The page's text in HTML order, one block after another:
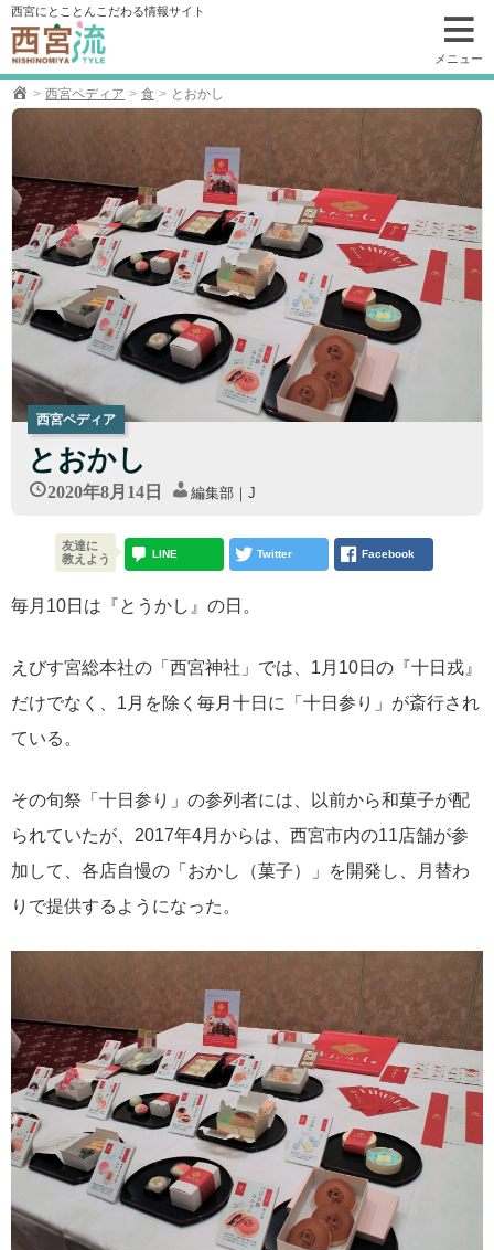
コ
ン
テ
ン
ツ
動
西宮にとことんこだわる情報サイト
メニュー
西宮ペディア 食 とおかし
西宮ペディア
とおかし
2020年8月14日 編集部｜J
毎月10日は『とうかし』の日。
えびす宮総本社の「西宮神社」では、1月10日の『十日戎』
だけでなく、1月を除く毎月十日に「十日参り」が斎行され
ている。
その旬祭「十日参り」の参列者には、以前から和菓子が配
られていたが、2017年4月からは、西宮市内の11店舗が参
加して、各店自慢の「おかし（菓子）」を開発し、月替わ
りで提供するようになった。
友達に
教えよう
LINE Twitter Facebook